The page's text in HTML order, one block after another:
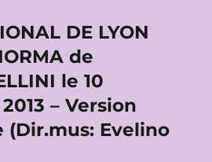
DE LYON
de
le 10
– Version
Evelino